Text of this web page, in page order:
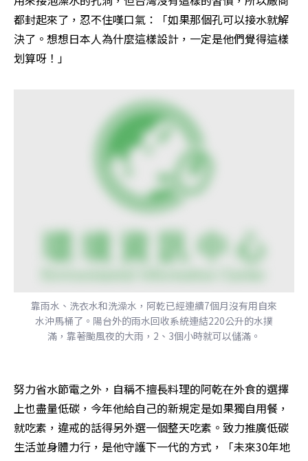
都封起來了，忍不住嘆口氣：「如果那個孔可以接水就解
決了。想想日本人為什麼這樣設計，一定是他們覺得這樣
划算呀！」
靠雨水、洗衣水和洗澡水，阿乾已經連續7個月沒有用自來
水沖馬桶了。陽台外的雨水回收系統連結220公升的水撲
滿，靠著颱風夜的大雨，2、3個小時就可以儲滿。
努力省水節電之外，自稱不擅長料理的阿乾在外食的選擇
上也盡量低碳，今年他給自己的新規定是如果獨自用餐，
就吃素，違戒的話得另外選一個整天吃素。致力推廣低碳
生活並身體力行，是他守護下一代的方式，「未來30年地